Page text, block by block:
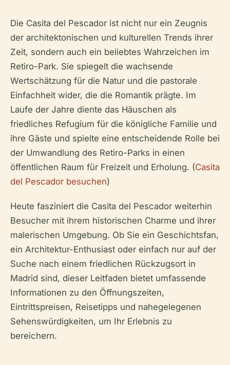
Die Casita del Pescador ist nicht nur ein Zeugnis
der architektonischen und kulturellen Trends ihrer
Zeit, sondern auch ein beliebtes Wahrzeichen im
Retiro-Park. Sie spiegelt die wachsende
Wertschätzung für die Natur und die pastorale
Einfachheit wider, die die Romantik prägte. Im
Laufe der Jahre diente das Häuschen als
friedliches Refugium für die königliche Familie und
ihre Gäste und spielte eine entscheidende Rolle bei
der Umwandlung des Retiro-Parks in einen
öffentlichen Raum für Freizeit und Erholung. (Casita
del Pescador besuchen)
Heute fasziniert die Casita del Pescador weiterhin
Besucher mit ihrem historischen Charme und ihrer
malerischen Umgebung. Ob Sie ein Geschichtsfan,
ein Architektur-Enthusiast oder einfach nur auf der
Suche nach einem friedlichen Rückzugsort in
Madrid sind, dieser Leitfaden bietet umfassende
Informationen zu den Öffnungszeiten,
Eintrittspreisen, Reisetipps und nahegelegenen
Sehenswürdigkeiten, um Ihr Erlebnis zu
bereichern.